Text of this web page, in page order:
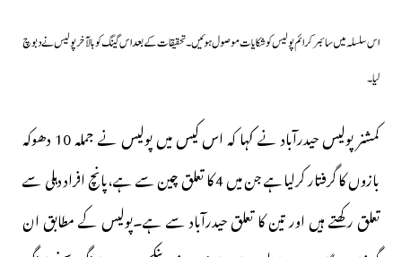
اس سلسلہ میں سائبر کرائم پولیس کو شکایات موصول ہوئیں۔تحقیقات کے بعد اس گینگ کو بالآخر پولیس نے دبوچ
لیا۔
کمشنر پولیس حیدرآباد نے کہا کہ اس کیس میں پولیس نے جملہ 10 دھوکہ
بازوں کا گرفتار کرلیاہے جن میں 4 کا تعلق چین سے ہے،پانچ افراد دہلی سے
تعلق رکھتے ہیں اور تین کا تعلق حیدرآباد سے ہے۔پولیس کے مطابق ان